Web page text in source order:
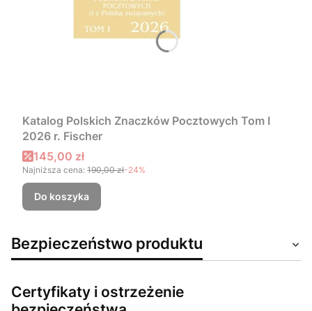
Katalog Polskich Znaczków Pocztowych Tom I
2026 r. Fischer
Cena promocyjna
145,00 zł
Najniższa cena: 190,00 zł-24%
Do koszyka
Bezpieczeństwo produktu
Certyfikaty i ostrzeżenie